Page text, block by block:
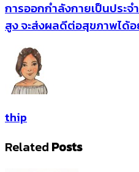
การออกกำลังกายเป็นประ
สูง จะส่งผลดีต่อสุขภาพได้อ
thip
Related Posts